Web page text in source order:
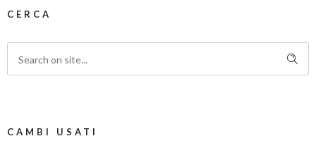
CERCA
CAMBI USATI